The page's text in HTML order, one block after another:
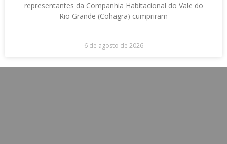
representantes da Companhia Habitacional do Vale do
Rio Grande (Cohagra) cumpriram
6 de agosto de 2026